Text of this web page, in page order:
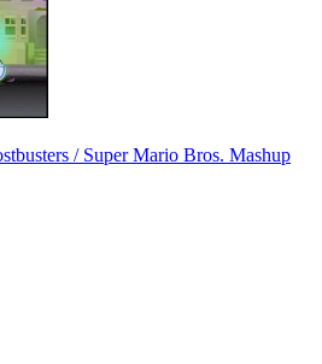
/ Super Mario Bros. Mashup